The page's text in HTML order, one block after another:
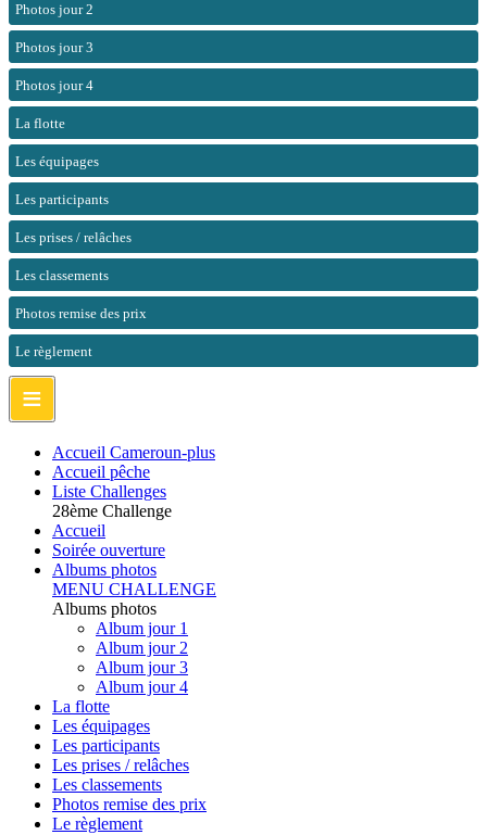
Photos jour 2
Photos jour 3
Photos jour 4
La flotte
Les équipages
Les participants
Les prises / relâches
Les classements
Photos remise des prix
Le règlement
≡
Accueil Cameroun-plus
Accueil pêche
Liste Challenges
28ème Challenge
Accueil
Soirée ouverture
Albums photos
MENU CHALLENGE
Albums photos
Album jour 1
Album jour 2
Album jour 3
Album jour 4
La flotte
Les équipages
Les participants
Les prises / relâches
Les classements
Photos remise des prix
Le règlement